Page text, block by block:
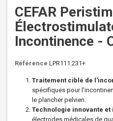
CEFAR
Incontinence -
Référence LPR111.231+
Traitement ciblé de
spécifiques pour
le plancher pelvien.
Technologie innovante et
électrodes médicales de